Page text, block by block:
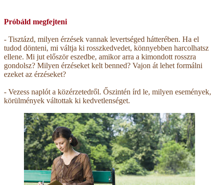
Próbáld megfejteni
- Tisztázd, milyen érzések vannak levertséged hátterében. Ha el
tudod dönteni, mi váltja ki rosszkedvedet, könnyebben harcolhatsz
ellene. Mi jut először eszedbe, amikor arra a kimondott rosszra
gondolsz? Milyen érzéseket kelt benned? Vajon át lehet formálni
ezeket az érzéseket?
- Vezess naplót a közérzetedről. Őszintén írd le, milyen események,
körülmények váltottak ki kedvetlenséget.